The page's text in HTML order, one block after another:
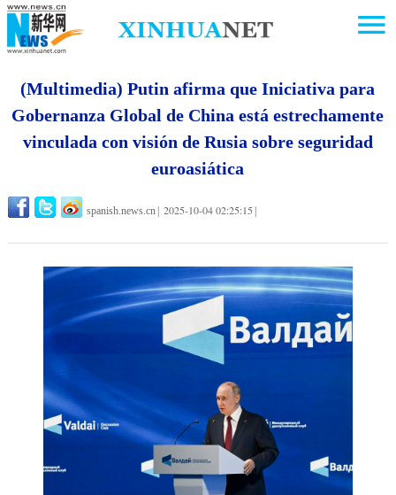
(Multimedia) Putin afirma que Iniciativa para
Gobernanza Global de China está estrechamente
vinculada con visión de Rusia sobre seguridad
euroasiática
spanish.news.cn 2025-10-04 02:25:15